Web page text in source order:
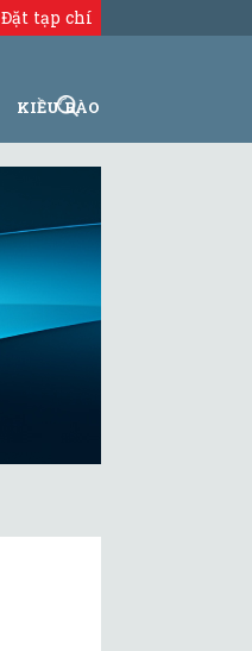
Đặt tạp chí
KIỀU BÀO